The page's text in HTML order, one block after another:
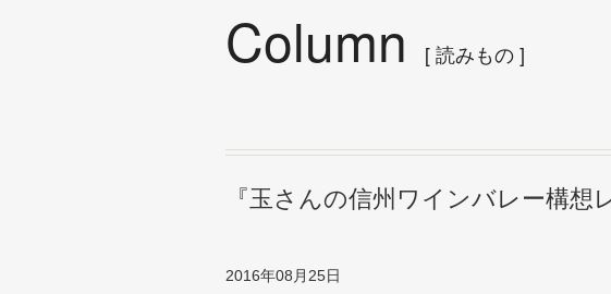
Column [ 読みもの ]
『玉さんの信州ワインバレー構想
2016年08月25日